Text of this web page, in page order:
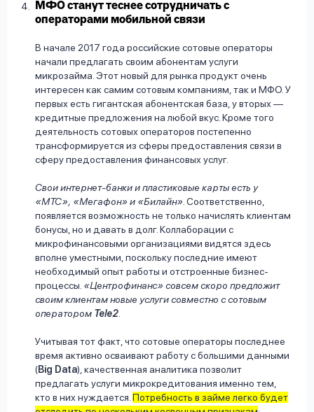
МФО станут теснее сотрудничать с
операторами мобильной связи
В начале 2017 года российские сотовые операторы
начали предлагать своим абонентам услуги
микрозайма. Этот новый для рынка продукт очень
интересен как самим сотовым компаниям, так и МФО. У
первых есть гигантская абонентская база, у вторых —
кредитные предложения на любой вкус. Кроме того
деятельность сотовых операторов постепенно
трансформируется из сферы предоставления связи в
сферу предоставления финансовых услуг.
Свои интернет-банки и пластиковые карты есть у
«МТС», «Мегафон» и «Билайн». Соответственно,
появляется возможность не только начислять клиентам
бонусы, но и давать в долг. Коллаборации с
микрофинансовыми организациями видятся здесь
вполне уместными, поскольку последние имеют
необходимый опыт работы и отстроенные бизнес-
процессы. «Центрофинанс» совсем скоро предложит
своим клиентам новые услуги совместно с сотовым
оператором Tele2.
Учитывая тот факт, что сотовые операторы последнее
время активно осваивают работу с большими данными
(Big Data), качественная аналитика позволит
предлагать услуги микрокредитования именно тем,
кто в них нуждается.Потребность в займе легко будет